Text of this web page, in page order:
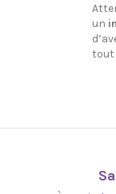
un
tout